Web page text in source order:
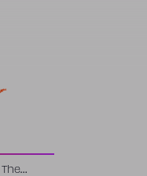
The